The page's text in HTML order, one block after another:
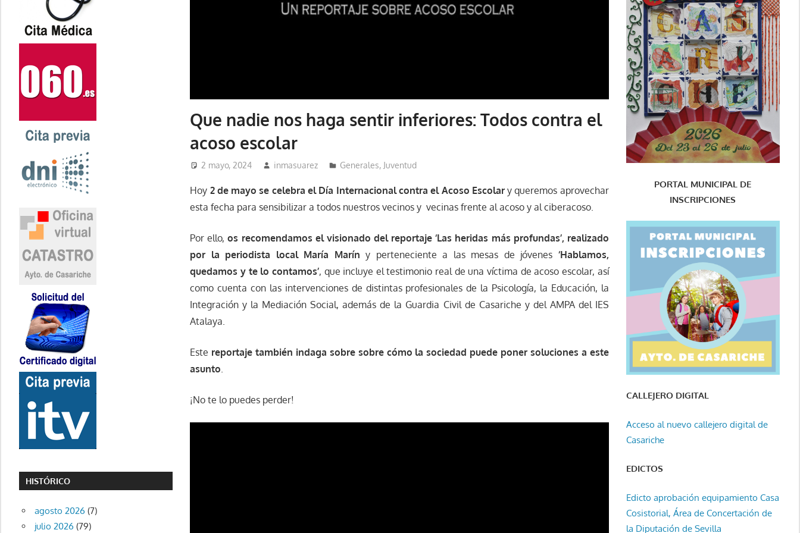
Que nadie nos haga sentir inferiores: Todos contra el
acoso escolar
2 mayo, 2024 inmasuarez Generales, Juventud
Hoy 2 de mayo se celebra el Día Internacional contra el Acoso Escolary queremos aprovechar
esta fecha para sensibilizar a todos nuestros vecinos y vecinas frente al acoso y al ciberacoso.
Por ello,os recomendamos el visionado del reportaje ‘Las heridas más profundas’, realizado
por la periodista local María Marín y perteneciente a las mesas de jóvenes ‘Hablamos,
quedamos y te lo contamos’, que incluye el testimonio real de una víctima de acoso escolar, así
como cuenta con las intervenciones de distintas profesionales de la Psicología, la Educación, la
Integración y la Mediación Social, además de la Guardia Civil de Casariche y del AMPA del IES
Atalaya.
Este reportaje también indaga sobre sobre cómo la sociedad puede poner soluciones a este
asunto.
¡No te lo puedes perder!
HISTÓRICO
agosto 2026 (7)
julio 2026 (79)
PORTAL MUNICIPAL DE
INSCRIPCIONES
CALLEJERO DIGITAL
Acceso al nuevo callejero digital de
Casariche
EDICTOS
Edicto aprobación equipamiento Casa
Cosistorial, Área de Concertación de
la Diputación de Sevilla